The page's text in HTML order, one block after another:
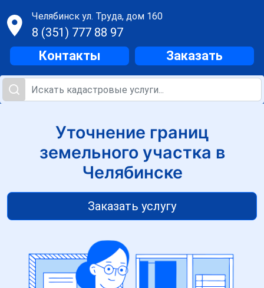
Челябинск ул. Труда, дом 160
8 (351) 777 88 97
Контакты Заказать
Уточнение границ
земельного участка в
Челябинске
Заказать услугу